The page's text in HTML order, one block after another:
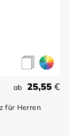
ab 25,55 €
für Herren